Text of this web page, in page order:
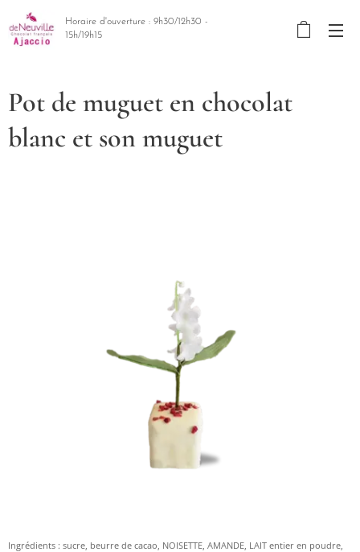
Horaire d'ouverture : 9h30/12h30 -
15h/19h15
Pot de muguet en chocolat
blanc et son muguet
Ingrédients : sucre, beurre de cacao, NOISETTE, AMANDE, LAIT entier en poudre,